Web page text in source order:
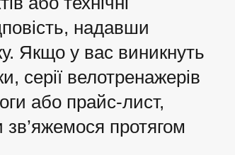
надавши
Якщо у вас виникнуть
серії велотренажерів
або прайс-лист,
протягом